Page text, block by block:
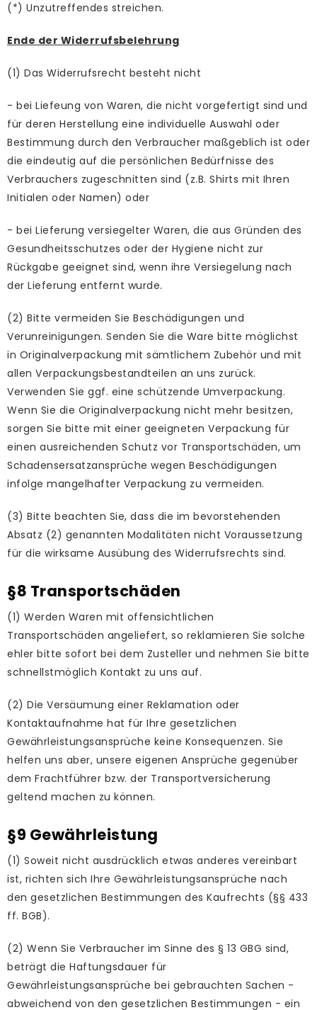
(*) Unzutreffendes streichen.
Ende der Widerrufsbelehrung
(1) Das Widerrufsrecht besteht nicht
- bei Liefeung von Waren, die nicht vorgefertigt sind und
für deren Herstellung eine individuelle Auswahl oder
Bestimmung durch den Verbraucher maßgeblich ist oder
die eindeutig auf die persönlichen Bedürfnisse des
Verbrauchers zugeschnitten sind (z.B. Shirts mit Ihren
Initialen oder Namen) oder
- bei Lieferung versiegelter Waren, die aus Gründen des
Gesundheitsschutzes oder der Hygiene nicht zur
Rückgabe geeignet sind, wenn ihre Versiegelung nach
der Lieferung entfernt wurde.
(2) Bitte vermeiden Sie Beschädigungen und
Verunreinigungen. Senden Sie die Ware bitte möglichst
in Originalverpackung mit sämtlichem Zubehör und mit
allen Verpackungsbestandteilen an uns zurück.
Verwenden Sie ggf. eine schützende Umverpackung.
Wenn Sie die Originalverpackung nicht mehr besitzen,
sorgen Sie bitte mit einer geeigneten Verpackung für
einen ausreichenden Schutz vor Transportschäden, um
Schadensersatzansprüche wegen Beschädigungen
infolge mangelhafter Verpackung zu vermeiden.
(3) Bitte beachten Sie, dass die im bevorstehenden
Absatz (2) genannten Modalitäten nicht Voraussetzung
für die wirksame Ausübung des Widerrufsrechts sind.
§8 Transportschäden
(1) Werden Waren mit offensichtlichen
Transportschäden angeliefert, so reklamieren Sie solche
ehler bitte sofort bei dem Zusteller und nehmen Sie bitte
schnellstmöglich Kontakt zu uns auf.
(2) Die Versäumung einer Reklamation oder
Kontaktaufnahme hat für Ihre gesetzlichen
Gewährleistungsansprüche keine Konsequenzen. Sie
helfen uns aber, unsere eigenen Ansprüche gegenüber
dem Frachtführer bzw. der Transportversicherung
geltend machen zu können.
§9 Gewährleistung
(1) Soweit nicht ausdrücklich etwas anderes vereinbart
ist, richten sich Ihre Gewährleistungsansprüche nach
den gesetzlichen Bestimmungen des Kaufrechts (§§ 433
ff. BGB).
(2) Wenn Sie Verbraucher im Sinne des § 13 GBG sind,
beträgt die Haftungsdauer für
Gewährleistungsansprüche bei gebrauchten Sachen -
abweichend von den gesetzlichen Bestimmungen - ein